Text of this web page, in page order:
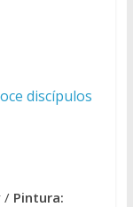
discípulos
/ Pintura: